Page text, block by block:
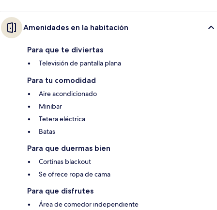
Amenidades en la habitación
Para que te diviertas
Televisión de pantalla plana
Para tu comodidad
Aire acondicionado
Minibar
Tetera eléctrica
Batas
Para que duermas bien
Cortinas blackout
Se ofrece ropa de cama
Para que disfrutes
Área de comedor independiente